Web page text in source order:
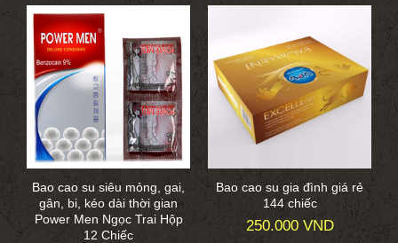
Bao cao su siêu mỏng, gai,
gân, bi, kéo dài thời gian
Power Men Ngọc Trai Hộp
12 Chiếc
Bao cao su gia đình giá rẻ
144 chiếc
250.000 VND